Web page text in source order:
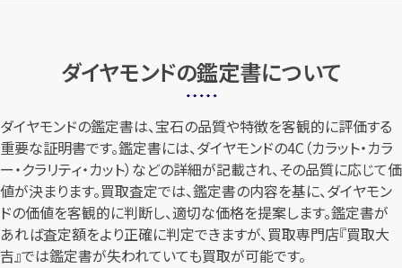
ダイヤモンドの鑑定書について
ダイヤモンドの鑑定書は、宝石の品質や特徴を客観的に評価する
重要な証明書です。鑑定書には、ダイヤモンドの4C（カラット・カラ
ー・クラリティ・カット）などの詳細が記載され、その品質に応じて価
値が決まります。買取査定では、鑑定書の内容を基に、ダイヤモン
ドの価値を客観的に判断し、適切な価格を提案します。鑑定書が
あれば査定額をより正確に判定できますが、買取専門店『買取大
吉』では鑑定書が失われていても買取が可能です。